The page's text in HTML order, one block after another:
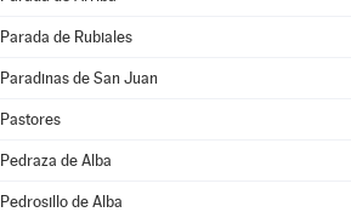
Parada de Rubiales
Paradinas de San Juan
Pastores
Pedraza de Alba
Pedrosillo de Alba